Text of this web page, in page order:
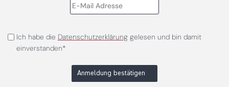
Ich habe die Datenschutzerklärunggelesen und bin damit
einverstanden*
Anmeldung bestätigen